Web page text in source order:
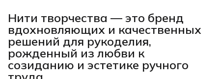
Нити творчества — это бренд
вдохновляющих и качественных
решений для рукоделия,
рожденный из любви к
созиданию и эстетике ручного